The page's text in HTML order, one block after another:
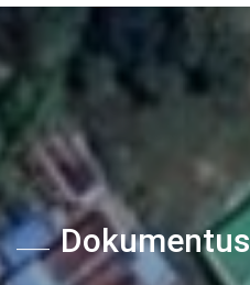
Dokumentus